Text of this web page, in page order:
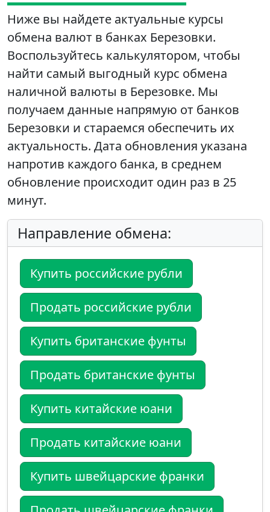
Ниже вы найдете актуальные курсы
обмена валют в банках Березовки.
Воспользуйтесь калькулятором, чтобы
найти самый выгодный курс обмена
наличной валюты в Березовке. Мы
получаем данные напрямую от банков
Березовки и стараемся обеспечить их
актуальность. Дата обновления указана
напротив каждого банка, в среднем
обновление происходит один раз в 25
минут.
Направление обмена:
Купить российские рубли
Продать российские рубли
Купить британские фунты
Продать британские фунты
Купить китайские юани
Продать китайские юани
Купить швейцарские франки